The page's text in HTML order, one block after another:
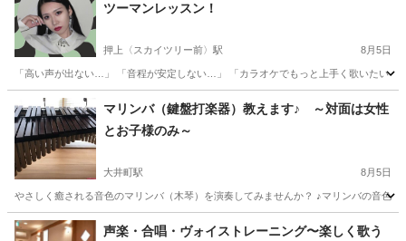
ツーマンレッスン！
押上〈スカイツリー前〉駅 8月5日
「高い声が出ない…」 「音程が安定しない…」 「カラオケでもっと上手く歌いたい
墨田区 押上〈スカイツリー前〉駅 ボーカル レッスン
マリンバ（鍵盤打楽器）教えます♪ ～対面は女性
とお子様のみ～
大井町駅 8月5日
やさしく癒される音色のマリンバ（木琴）を演奏してみませんか？ ♪マリンバの音色
東京 品川区 大井町駅 その他 マリンバ
声楽・合唱・ヴォイストレーニング〜楽しく歌う